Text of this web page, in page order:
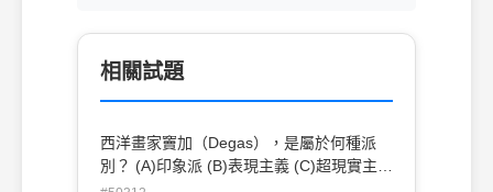
相關試題
西洋畫家竇加（Degas），是屬於何種派
別？ (A)印象派 (B)表現主義 (C)超現實主義